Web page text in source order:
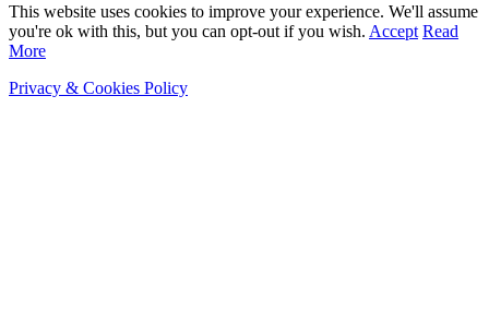
This website uses cookies to improve your experience. We'll assume
you're ok with this, but you can opt-out if you wish. Accept Read
More
Privacy & Cookies Policy